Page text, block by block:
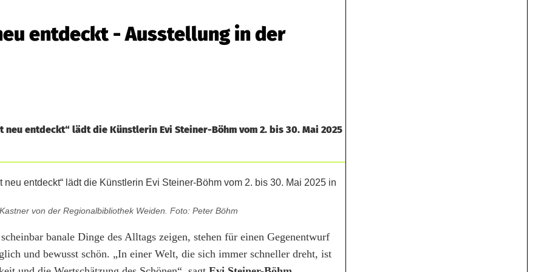
entdeckt - Ausstellung in der
entdeckt“ lädt die Künstlerin Evi Steiner-Böhm vom 2. bis 30. Mai 2025
von der Regionalbibliothek Weiden. Foto: Peter Böhm
banale Dinge des Alltags zeigen, stehen für einen Gegenentwurf
und bewusst schön. „In einer Welt, die sich immer schneller dreht, ist